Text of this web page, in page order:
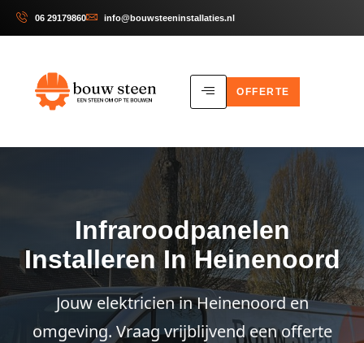
06 29179860 info@bouwsteeninstallaties.nl
OFFERTE
Infraroodpanelen
Installeren In Heinenoord
Jouw elektricien in Heinenoord en
omgeving. Vraag vrijblijvend een offerte